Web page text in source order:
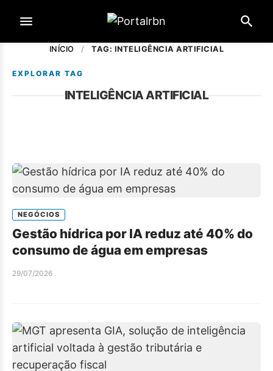
INÍCIO / TAG: INTELIGÊNCIA ARTIFICIAL
EXPLORAR TAG
INTELIGÊNCIA ARTIFICIAL
NEGÓCIOS
Gestão hídrica por IA reduz até 40% do
consumo de água em empresas
29/07/2026